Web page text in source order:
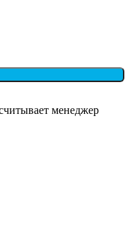
менеджер